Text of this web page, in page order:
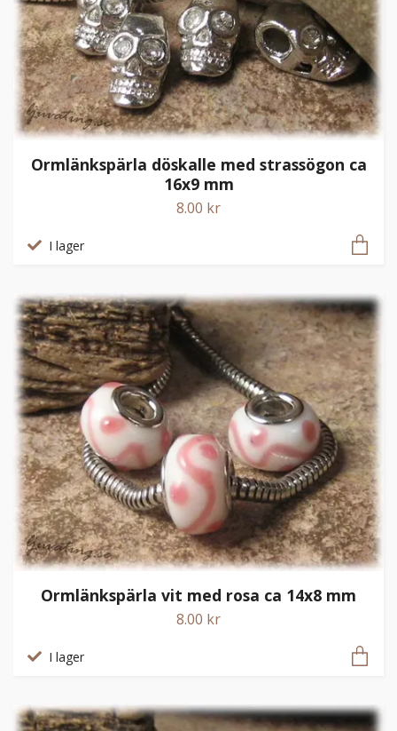
Ormlänkspärla döskalle med strassögon ca
16x9 mm
8.00 kr
I lager
Ormlänkspärla vit med rosa ca 14x8 mm
8.00 kr
I lager